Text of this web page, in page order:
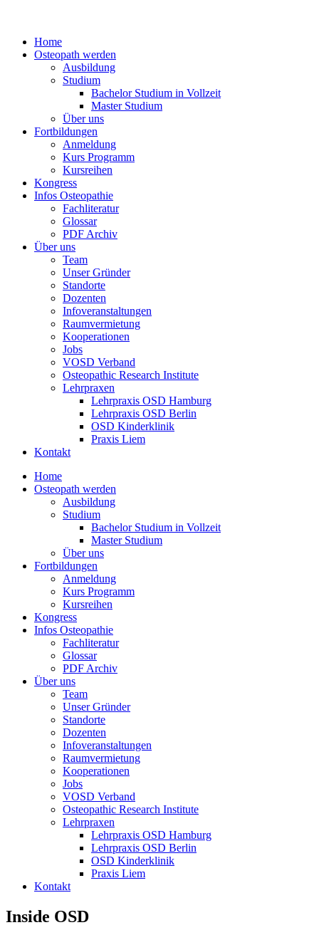
Home
Osteopath werden
Ausbildung
Studium
Bachelor Studium in Vollzeit
Master Studium
Über uns
Fortbildungen
Anmeldung
Kurs Programm
Kursreihen
Kongress
Infos Osteopathie
Fachliteratur
Glossar
PDF Archiv
Über uns
Team
Unser Gründer
Standorte
Dozenten
Infoveranstaltungen
Raumvermietung
Kooperationen
Jobs
VOSD Verband
Osteopathic Research Institute
Lehrpraxen
Lehrpraxis OSD Hamburg
Lehrpraxis OSD Berlin
OSD Kinderklinik
Praxis Liem
Kontakt
Home
Osteopath werden
Ausbildung
Studium
Bachelor Studium in Vollzeit
Master Studium
Über uns
Fortbildungen
Anmeldung
Kurs Programm
Kursreihen
Kongress
Infos Osteopathie
Fachliteratur
Glossar
PDF Archiv
Über uns
Team
Unser Gründer
Standorte
Dozenten
Infoveranstaltungen
Raumvermietung
Kooperationen
Jobs
VOSD Verband
Osteopathic Research Institute
Lehrpraxen
Lehrpraxis OSD Hamburg
Lehrpraxis OSD Berlin
OSD Kinderklinik
Praxis Liem
Kontakt
Inside OSD